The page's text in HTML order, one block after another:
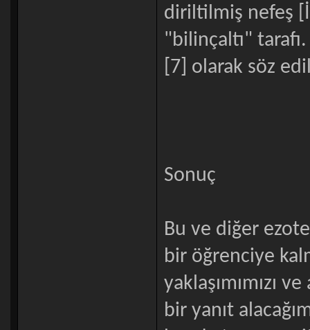
diriltilmiş nefeş
"bilinçaltı"
[7] olarak söz
Sonuç
Bu ve diğer
bir öğrenciye
yaklaşımımızı
bir yanıt